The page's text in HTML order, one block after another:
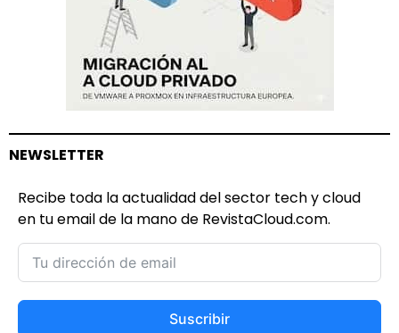
NEWSLETTER
Recibe toda la actualidad del sector tech y cloud
en tu email de la mano de RevistaCloud.com.
Suscribir